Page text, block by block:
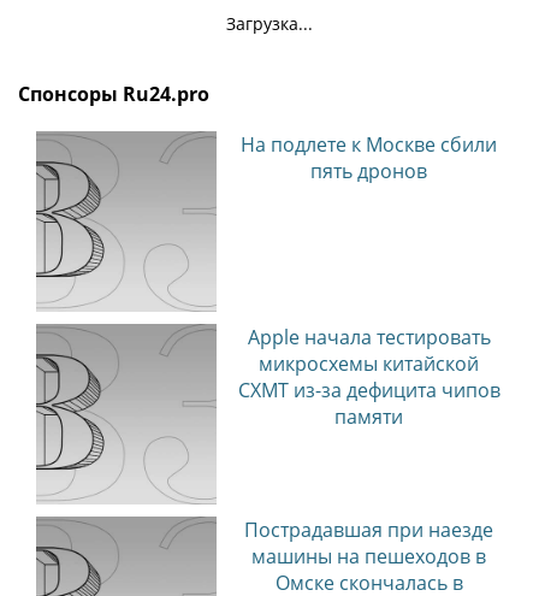
квартиру
Загрузка...
Спонсоры Ru24.pro
На подлете к Москве сбили
пять дронов
Apple начала тестировать
микросхемы китайской
CXMT из-за дефицита чипов
памяти
Пострадавшая при наезде
машины на пешеходов в
Омске скончалась в